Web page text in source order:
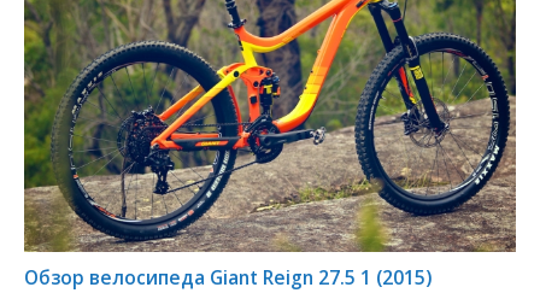
Обзор велосипеда Giant Reign 27.5 1 (2015)